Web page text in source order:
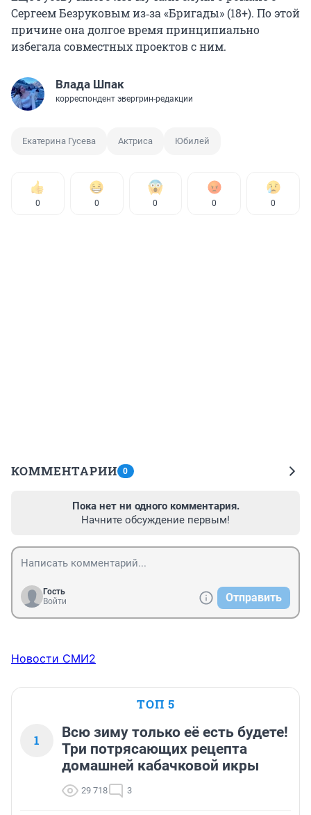
Сергеем Безруковым из‑за «Бригады» (18+). По этой
причине она долгое время принципиально
избегала совместных проектов с ним.
Влада Шпак
корреспондент эвергрин-редакции
Екатерина Гусева Актриса Юбилей
0 0 0 0 0
КОММЕНТАРИИ 0
Пока нет ни одного комментария.
Начните обсуждение первым!
Гость
Войти
Отправить
Новости СМИ2
ТОП 5
1
Всю зиму только её есть будете!
Три потрясающих рецепта
домашней кабачковой икры
29 718 3